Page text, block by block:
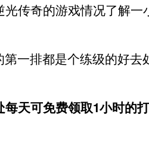
传奇的游戏情况了解一
第一排都是个练级的好
每天可免费领取1小时的